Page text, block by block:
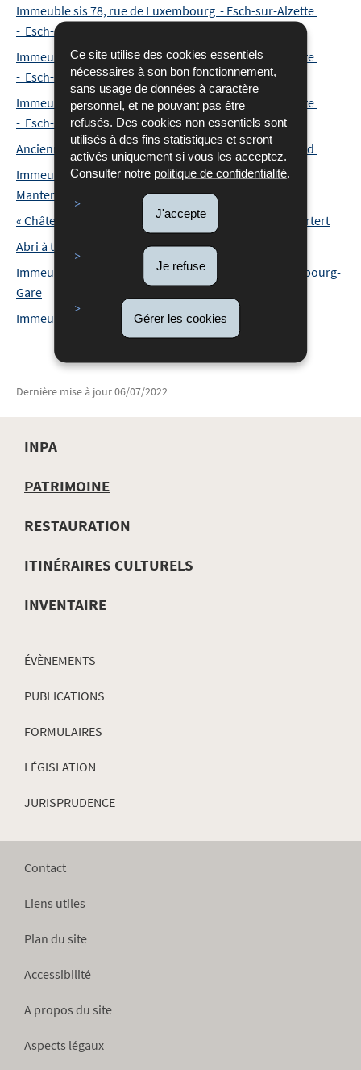
Ce site utilise des cookies essentiels
nécessaires à son bon fonctionnement,
sans usage de données à caractère
personnel, et ne pouvant pas être
refusés. Des cookies non essentiels sont
utilisés à des fins statistiques et seront
activés uniquement si vous les acceptez.
Consulter notre politique de confidentialité
J'accepte
Je refuse
Gérer les cookies
Immeuble sis 78, rue de Luxembourg - Esch-sur-Alzette
- Esch-sur-Alzette
Immeuble sis 80, rue de Luxembourg - Esch-sur-Alzette
- Esch-sur-Alzette
Immeuble sis 82, rue de Luxembourg - Esch-sur-Alzette
- Esch-sur-Alzette
Ancienne ferme sise 20, Am Duerf - Heffingen - Reuland
Immeubles de l’ancien moulin Fell sis 3, Millewee -
Manternach - Manternach
« Château de Mertert » sis 1, rue du Parc - Mertert - Mertert
Abri à turbines et canal - Consdorf - Consdorf
Immeuble sis 1, rue d'Epernay - Luxembourg - Luxembourg-
Gare
Immeuble sis 9, rue de la Paix - Pétange - Pétange
Dernière mise à jour06/07/2022
MENU
DE
INPA
PATRIMOINE
RESTAURATION
ITINÉRAIRES CULTURELS
INVENTAIRE
ÉVÈNEMENTS
PUBLICATIONS
FORMULAIRES
LÉGISLATION
JURISPRUDENCE
Contact
Liens utiles
Plan du site
Accessibilité
A propos du site
Aspects légaux